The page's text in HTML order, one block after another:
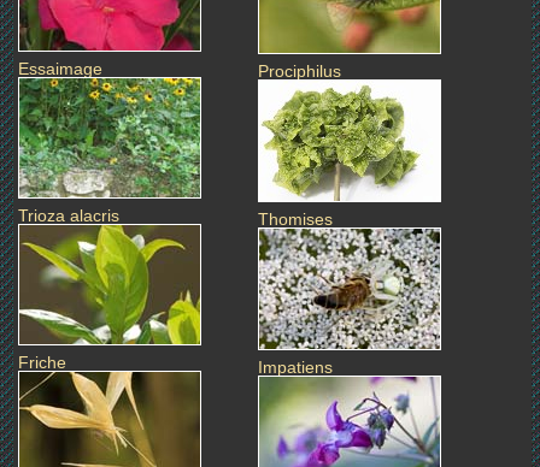
Essaimage
Trioza alacris
Friche
Prociphilus
Thomises
Impatiens